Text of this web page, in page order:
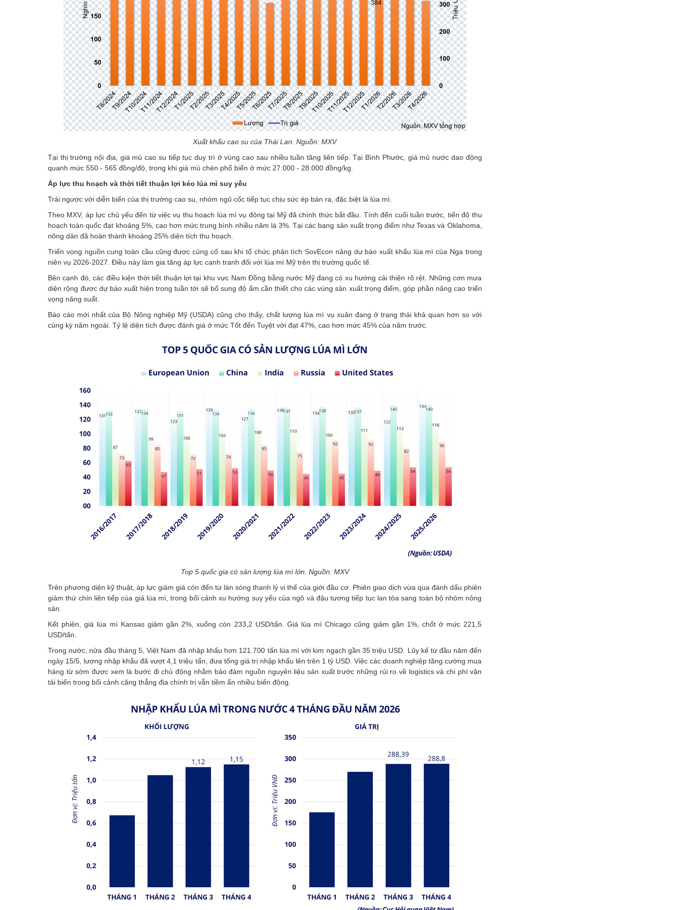
Xuất khẩu cao su của Thái Lan. Nguồn: MXV
Tại thị trường nội địa, giá mủ cao su tiếp tục duy trì ở vùng cao sau nhiều tuần tăng liên tiếp. Tại Bình Phước, giá mủ nước dao động
quanh mức 550 - 565 đồng/độ, trong khi giá mủ chén phổ biến ở mức 27.000 - 28.000 đồng/kg.
Áp lực thu hoạch và thời tiết thuận lợi kéo lúa mì suy yếu
Trái ngược với diễn biến của thị trường cao su, nhóm ngũ cốc tiếp tục chịu sức ép bán ra, đặc biệt là lúa mì.
Theo MXV, áp lực chủ yếu đến từ việc vụ thu hoạch lúa mì vụ đông tại Mỹ đã chính thức bắt đầu. Tính đến cuối tuần trước, tiến độ thu
hoạch toàn quốc đạt khoảng 5%, cao hơn mức trung bình nhiều năm là 3%. Tại các bang sản xuất trọng điểm như Texas và Oklahoma,
nông dân đã hoàn thành khoảng 25% diện tích thu hoạch.
Triển vọng nguồn cung toàn cầu cũng được củng cố sau khi tổ chức phân tích SovEcon nâng dự báo xuất khẩu lúa mì của Nga trong
niên vụ 2026-2027. Điều này làm gia tăng áp lực cạnh tranh đối với lúa mì Mỹ trên thị trường quốc tế.
Bên cạnh đó, các điều kiện thời tiết thuận lợi tại khu vực Nam Đồng bằng nước Mỹ đang có xu hướng cải thiện rõ rệt. Những cơn mưa
diện rộng được dự báo xuất hiện trong tuần tới sẽ bổ sung độ ẩm cần thiết cho các vùng sản xuất trọng điểm, góp phần nâng cao triển
vọng năng suất.
Báo cáo mới nhất của Bộ Nông nghiệp Mỹ (USDA) cũng cho thấy, chất lượng lúa mì vụ xuân đang ở trạng thái khả quan hơn so với
cùng kỳ năm ngoái. Tỷ lệ diện tích được đánh giá ở mức Tốt đến Tuyệt vời đạt 47%, cao hơn mức 45% của năm trước.
Top 5 quốc gia có sản lượng lúa mì lớn. Nguồn: MXV
Trên phương diện kỹ thuật, áp lực giảm giá còn đến từ làn sóng thanh lý vị thế của giới đầu cơ. Phiên giao dịch vừa qua đánh dấu phiên
giảm thứ chín liên tiếp của giá lúa mì, trong bối cảnh xu hướng suy yếu của ngô và đậu tương tiếp tục lan tỏa sang toàn bộ nhóm nông
sản.
Kết phiên, giá lúa mì Kansas giảm gần 2%, xuống còn 233,2 USD/tấn. Giá lúa mì Chicago cũng giảm gần 1%, chốt ở mức 221,5
USD/tấn.
Trong nước, nửa đầu tháng 5, Việt Nam đã nhập khẩu hơn 121.700 tấn lúa mì với kim ngạch gần 35 triệu USD. Lũy kế từ đầu năm đến
ngày 15/5, lượng nhập khẩu đã vượt 4,1 triệu tấn, đưa tổng giá trị nhập khẩu lên trên 1 tỷ USD. Việc các doanh nghiệp tăng cường mua
hàng từ sớm được xem là bước đi chủ động nhằm bảo đảm nguồn nguyên liệu sản xuất trước những rủi ro về logistics và chi phí vận
tải biển trong bối cảnh căng thẳng địa chính trị vẫn tiềm ẩn nhiều biến động.